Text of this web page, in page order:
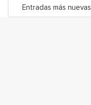
Entradas más nuevas